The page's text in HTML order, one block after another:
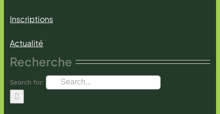
Inscriptions
Actualité
Recherche
Search for: